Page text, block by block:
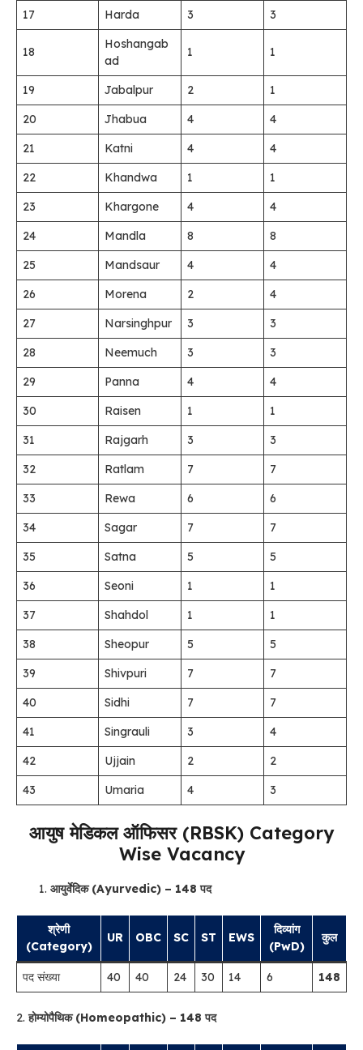
17 Harda 3 3
18
Hoshangab
ad
1 1
19 Jabalpur 2
1
20
Jhabua 4
4
21
Katni 4
4
22
Khandwa 1
1
23
Khargone 4
4
24
Mandla 8
8
25
Mandsaur 4
4
26
Morena 2
4
27
Narsinghpur 3
3
28
Neemuch 3
3
29
Panna 4
4
30
Raisen 1
1
31
Rajgarh 3
3
32
Ratlam 7
7
33
Rewa 6
6
34
Sagar 7
7
35
Satna 5
5
36
Seoni 1
1
37
Shahdol 1
1
38
Sheopur 5
5
39
Shivpuri 7
7
40
Sidhi 7
7
41
Singrauli 3
4
42
Ujjain 2
2
43
Umaria 4 3
आयुष मेडिकल ऑफिसर (RBSK) Category
Wise Vacancy
आयुर्वेदिक (Ayurvedic) – 148 पद
श्रेणी
(Category)
UR OBC SC ST EWS
दिव्यांग
(PwD)
कुल
पद संख्या 40 40 24 30 14 6 148
2.होम्योपैथिक (Homeopathic) – 148 पद